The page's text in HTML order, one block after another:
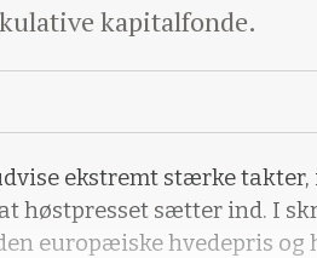
kapitalfonde.
ekstremt stærke takter,
høstpresset sætter ind. I
europæiske hvedepris og